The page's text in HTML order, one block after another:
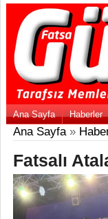
Ana Sayfa Haberler
Ana Sayfa»
Fatsalı